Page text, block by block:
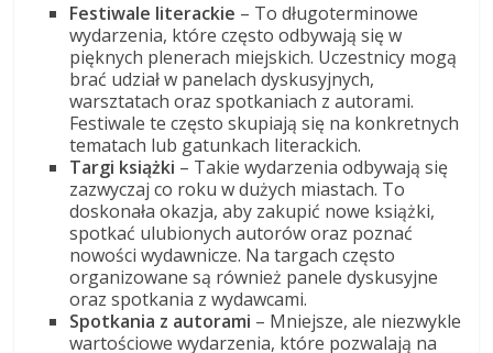
Festiwale literackie – To długoterminowe
wydarzenia, które często odbywają się w
pięknych plenerach miejskich. Uczestnicy mogą
brać udział w panelach dyskusyjnych,
warsztatach oraz spotkaniach z autorami.
Festiwale te często skupiają się na konkretnych
tematach lub gatunkach literackich.
Targi książki – Takie wydarzenia odbywają się
zazwyczaj co roku w dużych miastach. To
doskonała okazja, aby zakupić nowe książki,
spotkać ulubionych autorów oraz poznać
nowości wydawnicze. Na targach często
organizowane są również panele dyskusyjne
oraz spotkania z wydawcami.
Spotkania z autorami – Mniejsze, ale niezwykle
wartościowe wydarzenia, które pozwalają na